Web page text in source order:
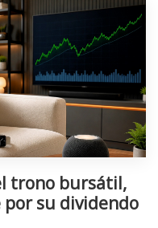
trono bursátil,
por su dividendo